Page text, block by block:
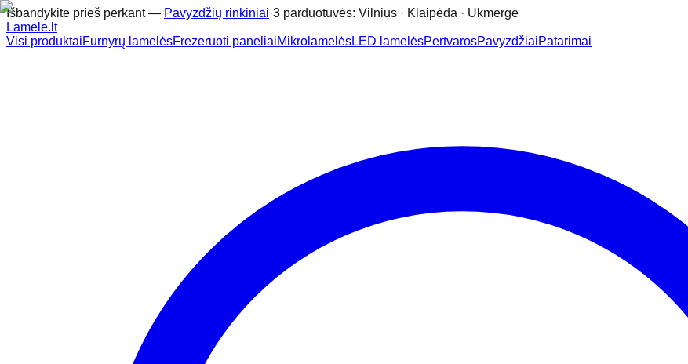
Išbandykite prieš perkant — Pavyzdžių rinkiniai·3 parduotuvės: Vilnius · Klaipėda · Ukmergė
Lamele.lt
Visi produktaiFurnyrų lamelėsFrezeruoti paneliaiMikrolamelėsLED lamelėsPertvarosPavyzdžiaiPatarimai